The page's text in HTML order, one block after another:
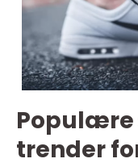
Populære
trender